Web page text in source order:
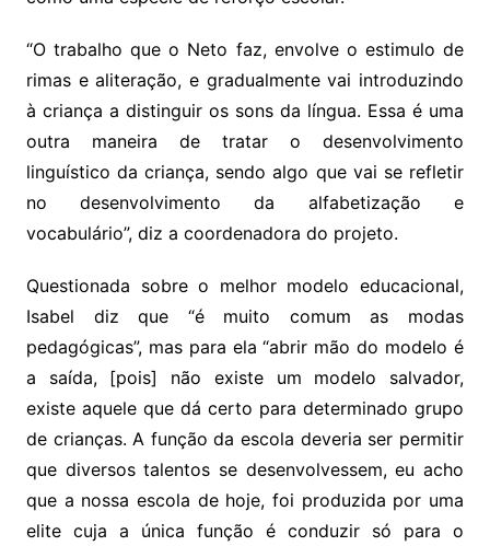
“O trabalho que o Neto faz, envolve o estimulo de
rimas e aliteração, e gradualmente vai introduzindo
à criança a distinguir os sons da língua. Essa é uma
outra maneira de tratar o desenvolvimento
linguístico da criança, sendo algo que vai se refletir
no desenvolvimento da alfabetização e
vocabulário”, diz a coordenadora do projeto.
Questionada sobre o melhor modelo educacional,
Isabel diz que “é muito comum as modas
pedagógicas”, mas para ela “abrir mão do modelo é
a saída, [pois] não existe um modelo salvador,
existe aquele que dá certo para determinado grupo
de crianças. A função da escola deveria ser permitir
que diversos talentos se desenvolvessem, eu acho
que a nossa escola de hoje, foi produzida por uma
elite cuja a única função é conduzir só para o